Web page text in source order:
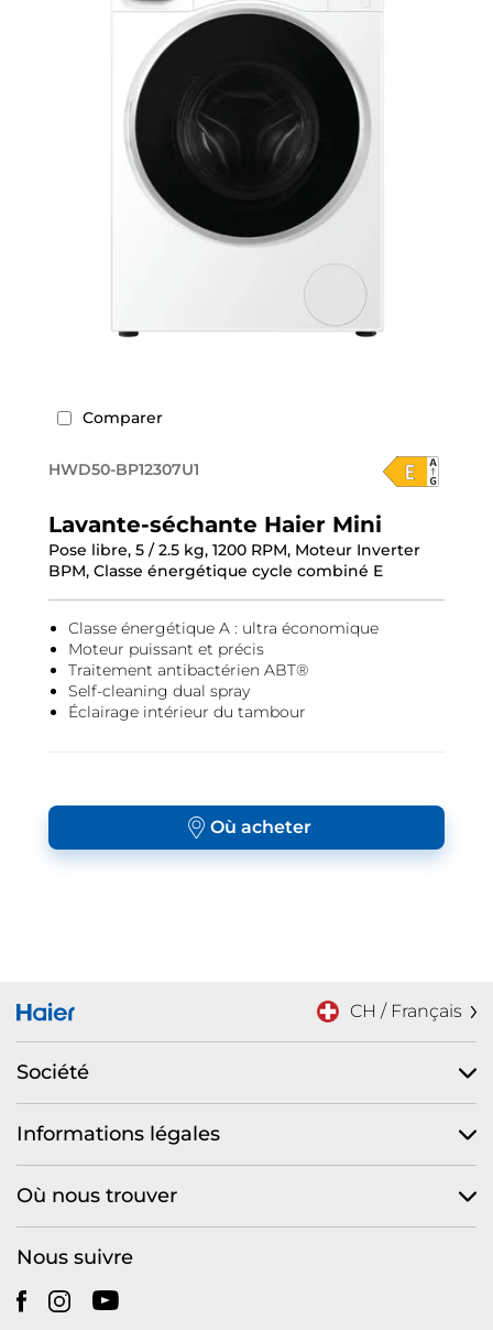
Comparer
HWD50-BP12307U1
Lavante-séchante Haier Mini
Pose libre, 5 / 2.5 kg, 1200 RPM, Moteur Inverter
BPM, Classe énergétique cycle combiné E
Classe énergétique A : ultra économique
Moteur puissant et précis
Traitement antibactérien ABT®
Self-cleaning dual spray
Éclairage intérieur du tambour
Où acheter
CH / Français
Société
Informations légales
Où nous trouver
Nous suivre